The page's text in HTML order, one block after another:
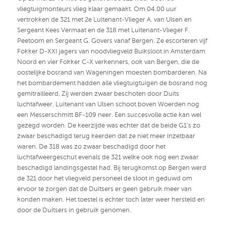
vliegtuigmonteurs vlieg klaar gemaakt. Om 04.00 uur
vertrokken de 321 met 2e Luitenant-Vlieger A. van Ulsen en
Sergeant Kees Vermaat en de 318 met Luitenant-Vlieger F.
Peetoom en Sergeant G. Govers vanaf Bergen. Ze escorteren vijf
Fokker D-XXI jagers van noodvliegveld Buiksloot in Amsterdam
Noord en vier Fokker C-X verkenners, ook van Bergen, die de
oostelijke bosrand van Wageningen moesten bombarderen. Na
het bombardement hadden alle vliegtuigtuigen de bosrand nog
gemitrailleerd. Zij werden zwaar beschoten door Duits
luchtafweer. Luitenant van Ulsen schoot boven Woerden nog
een Messerschmitt BF-109 neer. Een succesvolle actie kan wel
gezegd worden. De keerzijde was echter dat de beide G1’s zo
zwaar beschadigd terug keerden dat ze niet meer inzetbaar
waren. De 318 was zo zwaar beschadigd door het
luchtafweergeschut evenals de 321 welke ook nog een zwaar
beschadigd landingsgestel had. Bij terugkomst op Bergen werd
de 321 door het vliegveld personeel de sloot in geduwd om
ervoor te zorgen dat de Duitsers er geen gebruik meer van
konden maken. Het toestel is echter toch later weer hersteld en
door de Duitsers in gebruik genomen.